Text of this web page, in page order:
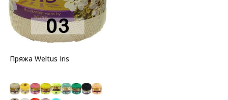
Пряжа Weltus Iris